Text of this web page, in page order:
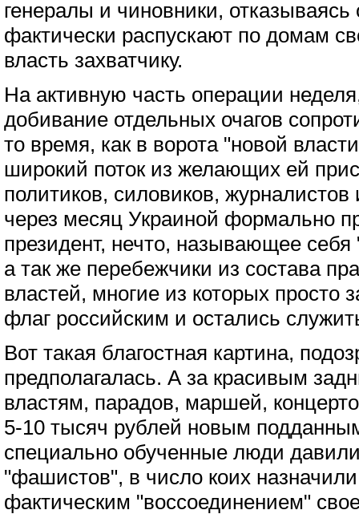
генералы и чиновники, отказываясь
фактически распускают по домам
власть захватчику.
На активную часть операции
добивание отдельных очагов
то время, как в ворота "новой
широкий поток из желающих ей
политиков, силовиков,
через месяц Украиной формально
президент, нечто, называющее
а так же перебежчики из состава
властей, многие из которых просто
флаг российским и остались
Вот такая благостная картина,
предполагалась. А за красивым
властям, парадов, маршей,
5-10 тысяч рублей новым
специально обученные люди
"фашистов", в число коих
фактическим "воссоединением"